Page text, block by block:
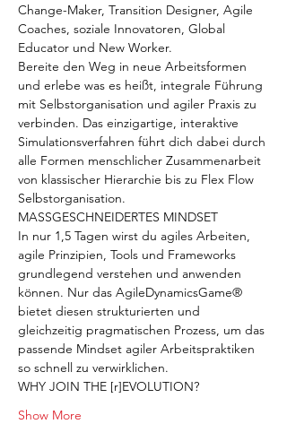
Change-Maker, Transition Designer, Agile
Coaches, soziale Innovatoren, Global
Educator und New Worker.
Bereite den Weg in neue Arbeitsformen
und erlebe was es heißt, integrale Führung
mit Selbstorganisation und agiler Praxis zu
verbinden. Das einzigartige, interaktive
Simulationsverfahren führt dich dabei durch
alle Formen menschlicher Zusammenarbeit
von klassischer Hierarchie bis zu Flex Flow
Selbstorganisation.
MASSGESCHNEIDERTES MINDSET
In nur 1,5 Tagen wirst du agiles Arbeiten,
agile Prinzipien, Tools und Frameworks
grundlegend verstehen und anwenden
können. Nur das AgileDynamicsGame®
bietet diesen strukturierten und
gleichzeitig pragmatischen Prozess, um das
passende Mindset agiler Arbeitspraktiken
so schnell zu verwirklichen.
WHY JOIN THE [r]EVOLUTION?
Show More